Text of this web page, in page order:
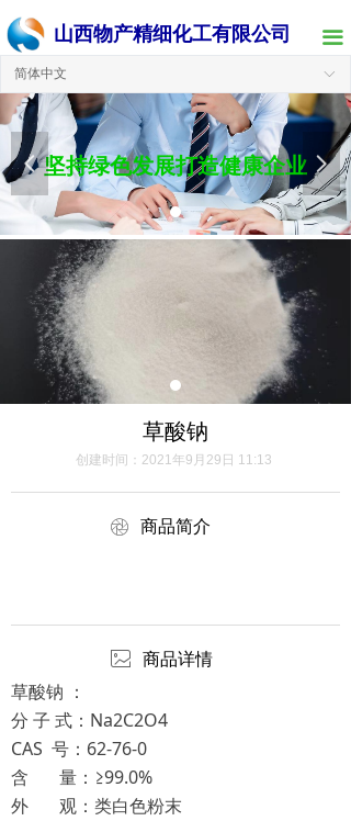
끀
坚持绿色发展打造健康企业
넳 넲
山西物产精细化工有限公司
ꀅ
简体中文
草酸钠
商品简介
创建时间： 2021年9月29日 11:13
商品详情
草酸钠 ：
分 子 式：Na2C2O4
CAS 号：62-76-0
含 量：≥99.0%
外 观：类白色粉末
ꁵ
ꂈ